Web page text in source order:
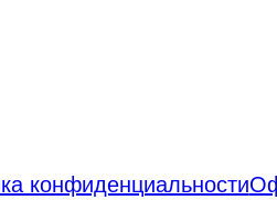
конфиденциальности